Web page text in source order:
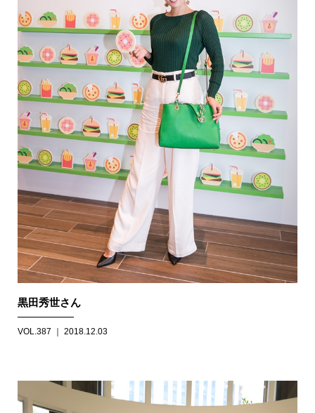
黒田秀世さん
VOL.387 ｜ 2018.12.03